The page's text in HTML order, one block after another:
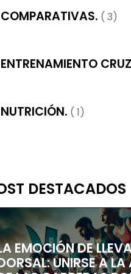
COMPARATIVAS. ( 3)
ENTRENAMIENTO
NUTRICIÓN. ( 1)
DESTACADOS
EMOCIÓN DE
UNIRSE A